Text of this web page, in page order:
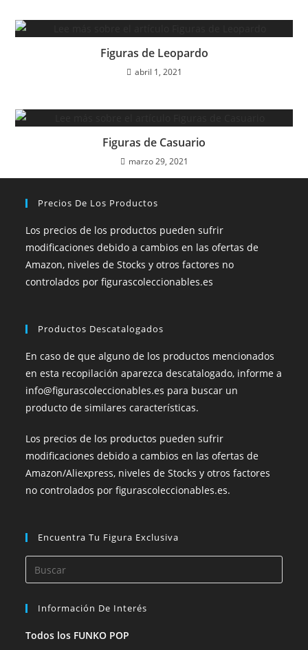
Figuras de Leopardo
abril 1, 2021
Figuras de Casuario
marzo 29, 2021
Precios De Los Productos
Los precios de los productos pueden sufrir
modificaciones debido a cambios en las ofertas de
Amazon, niveles de Stocks y otros factores no
controlados por figurascoleccionables.es
Productos Descatalogados
En caso de que alguno de los productos mencionados
en esta recopilación aparezca descatalogado, informe a
info@figurascoleccionables.es para buscar un
producto de similares características.
Los precios de los productos pueden sufrir
modificaciones debido a cambios en las ofertas de
Amazon/Aliexpress, niveles de Stocks y otros factores
no controlados por figurascoleccionables.es.
Encuentra Tu Figura Exclusiva
Información De Interés
Todos los FUNKO POP